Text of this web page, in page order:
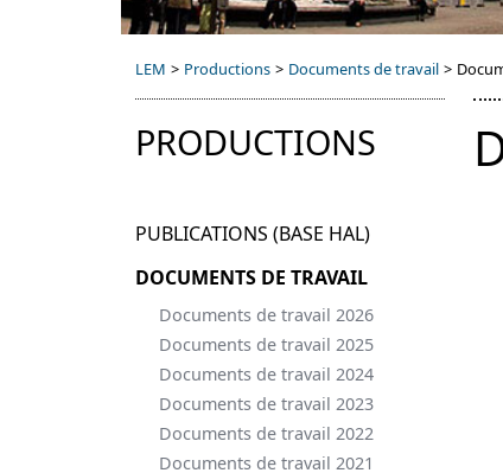
LEM > Productions > Documents de travail >
PRODUCTIONS
PUBLICATIONS (BASE HAL)
DOCUMENTS DE TRAVAIL
Documents de travail 2026
Documents de travail 2025
Documents de travail 2024
Documents de travail 2023
Documents de travail 2022
Documents de travail 2021